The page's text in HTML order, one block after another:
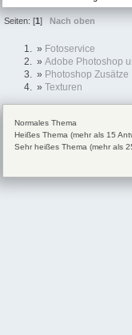
Seiten: [1] Nach oben
» Fotoservice
» Adobe Photoshop
» Photoshop Zusätze
» Texturen
Normales Thema
Heißes Thema (mehr als 15
Sehr heißes Thema (mehr als